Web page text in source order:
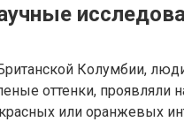
Колумбии,
оттенки, проявляли
или оранжевых